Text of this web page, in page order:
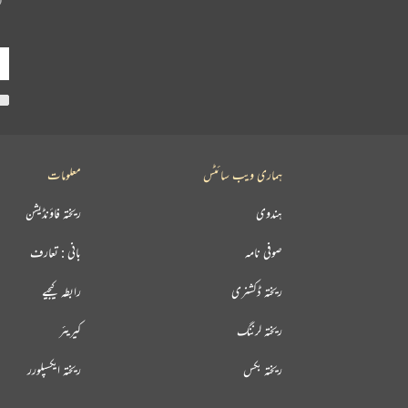
معلومات
ریختہ فاؤنڈیشن
بانی : تعارف
رابطہ کیجیے
کیریئر
ریختہ ایکسپلورر
ہماری ویب سائٹس
ہندوی
صوفی نامہ
ریختہ ڈکشنری
ریختہ لرننگ
ریختہ بکس